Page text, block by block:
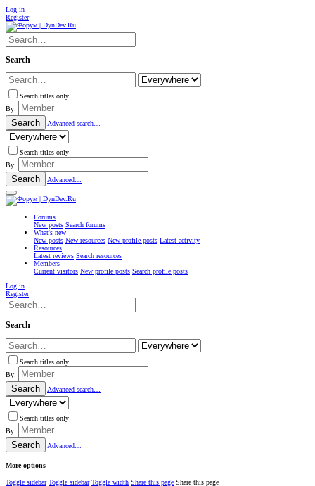
Log in
Register
Search
Search titles only
By:
Search Advanced search…
Search titles only
By:
Search Advanced…
Forums
New posts Search forums
What's new
New posts New resources New profile posts Latest activity
Resources
Latest reviews Search resources
Members
Current visitors New profile posts Search profile posts
Log in
Register
Search
Search titles only
By:
Search Advanced search…
Search titles only
By:
Search Advanced…
More options
Toggle sidebar Toggle sidebar Toggle width Share this page Share this page